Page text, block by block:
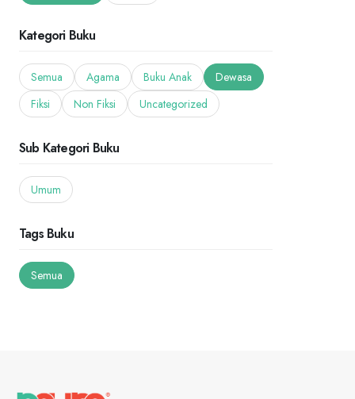
Kategori Buku
Semua Agama Buku Anak
Dewasa
Fiksi
Non Fiksi Uncategorized
Sub Kategori Buku
Umum
Tags Buku
Semua